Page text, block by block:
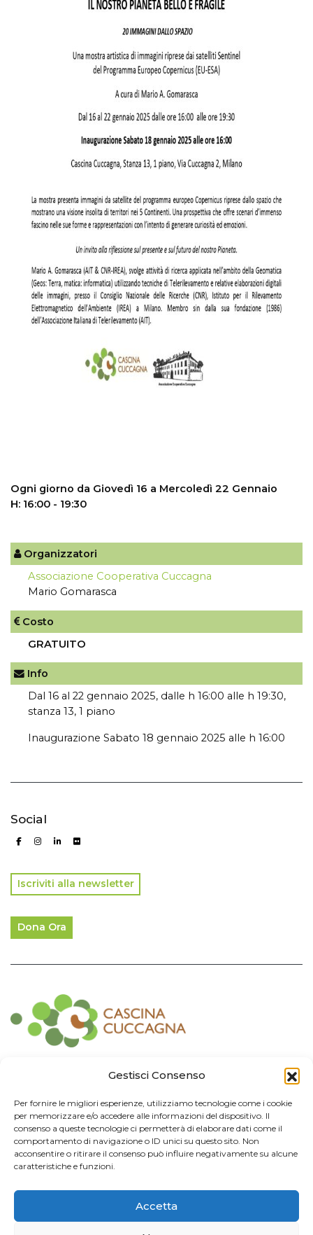
Gestisci Consenso
Per fornire le migliori esperienze, utilizziamo tecnologie come i cookie
per memorizzare e/o accedere alle informazioni del dispositivo. Il
consenso a queste tecnologie ci permetterà di elaborare dati come il
comportamento di navigazione o ID unici su questo sito. Non
acconsentire o ritirare il consenso può influire negativamente su alcune
caratteristiche e funzioni.
Accetta
Ogni giorno da Giovedì 16 a Mercoledì 22 Gennaio
H: 16:00 - 19:30
Organizzatori
Associazione Cooperativa Cuccagna
Mario Gomarasca
Costo
GRATUITO
Info
Dal 16 al 22 gennaio 2025, dalle h 16:00 alle h 19:30,
stanza 13, 1 piano
Inaugurazione Sabato 18 gennaio 2025 alle h 16:00
Social
Iscriviti alla newsletter
Dona Ora
Impresa Sociale
Via Cuccagna 2/4 - 20135 Milano - tel. 02.83421007
CF97426130155 -P. IVA06232010964 -REA MI-2522352 -RUNTS25837
21/03/2022
cuccagna@arubapec.it - info@cuccagna.org
Info Legali